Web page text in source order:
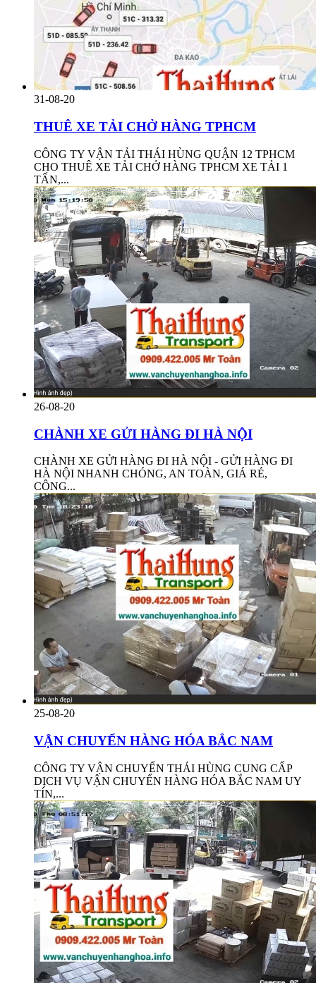
31-08-20
THUÊ XE TẢI CHỞ HÀNG TPHCM
CÔNG TY VẬN TẢI THÁI HÙNG QUẬN 12 TPHCM
CHO THUÊ XE TẢI CHỞ HÀNG TPHCM XE TẢI 1
TẤN,...
26-08-20
CHÀNH XE GỬI HÀNG ĐI HÀ NỘI
CHÀNH XE GỬI HÀNG ĐI HÀ NỘI - GỬI HÀNG ĐI
HÀ NỘI NHANH CHÓNG, AN TOÀN, GIÁ RẺ,
CÔNG...
25-08-20
VẬN CHUYỂN HÀNG HÓA BẮC NAM
CÔNG TY VẬN CHUYỂN THÁI HÙNG CUNG CẤP
DỊCH VỤ VẬN CHUYỂN HÀNG HÓA BẮC NAM UY
TÍN,...